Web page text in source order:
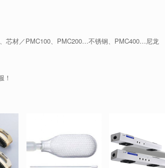
芯材／PMC100、PMC200…不锈钢、PMC400…尼龙
！